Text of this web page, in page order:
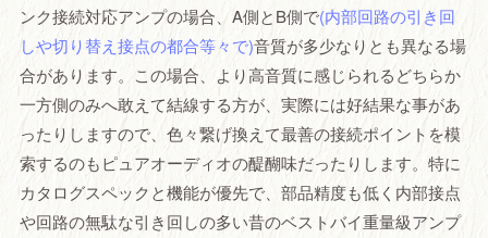
ンク接続対応アンプの場合、A側とB側で(内部回路の引き回
しや切り替え接点の都合等々で)音質が多少なりとも異なる場
合があります。この場合、より高音質に感じられるどちらか
一方側のみへ敢えて結線する方が、実際には好結果な事があ
ったりしますので、色々繋げ換えて最善の接続ポイントを模
索するのもピュアオーディオの醍醐味だったりします。特に
カタログスペックと機能が優先で、部品精度も低く内部接点
や回路の無駄な引き回しの多い昔のベストバイ重量級アンプ